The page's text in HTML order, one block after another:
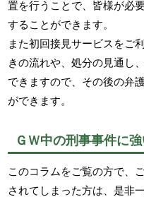
置を行うことで、皆様が必
することができます。
また初回接見サービスをご
きの流れや、処分の見通し
できますので、その後の弁
ができます。
ＧＷ中の刑事事件に
このコラムをご覧の方で、
されてしまった方は、是非